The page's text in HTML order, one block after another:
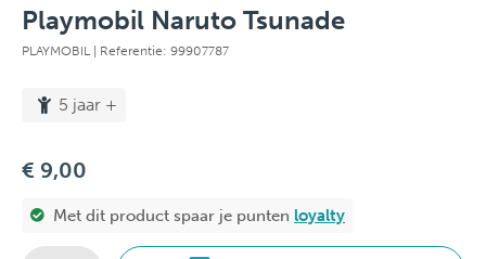
Playmobil Naruto Tsunade
PLAYMOBIL | Referentie: 99907787
5 jaar +
€ 9,00
Met dit product spaar je punten loyalty